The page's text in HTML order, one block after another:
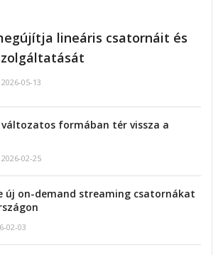
lineáris csatornáit és
2026-05-13
változatos formában tér vissza a
2026-02-25
új on-demand streaming csatornákat
02-03